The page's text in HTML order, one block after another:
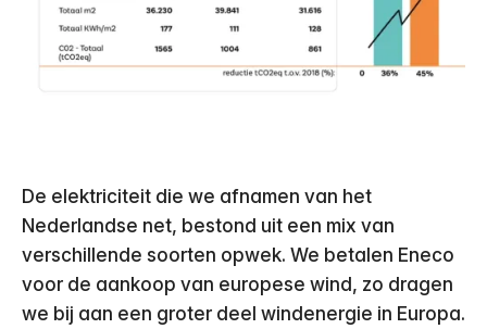
De elektriciteit die we afnamen van het
Nederlandse net, bestond uit een mix van
verschillende soorten opwek. We betalen Eneco
voor de aankoop van europese wind, zo dragen
we bij aan een groter deel windenergie in Europa.